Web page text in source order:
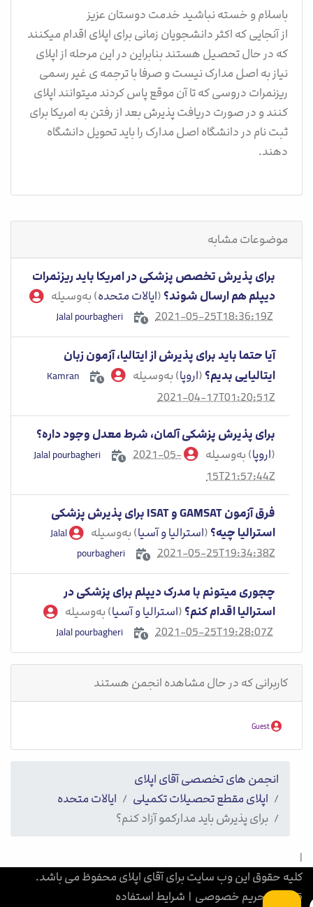
باسلام و خسته نباشید خدمت دوستان عزیز
از آنجایی که اکثر دانشجویان زمانی برای اپلای اقدام میکنند
که در حال تحصیل هستند بنابراین در این مرحله از اپلای
نیاز به اصل مدارک نیست و صرفا با ترجمه ی غیر رسمی
ریزنمرات دروسی که تا آن موقع پاس کردند میتوانند اپلای
کنند و در صورت دریافت پذیرش بعد از رفتن به امریکا برای
ثبت نام در دانشگاه اصل مدارک را باید تحویل دانشگاه
دهند.
موضوعات مشابه
برای پذیرش تخصص پزشکی در امریکا باید ریزنمرات
دیپلم هم ارسال شوند؟ (ایالات متحده) به‌وسیله
2021-05-25T18:36:19Z
آیا حتما باید برای پذیرش از ایتالیا، آزمون زبان
ایتالیایی بدیم؟ (اروپا) به‌وسیله
2021-04-17T01:20:51Z
برای پذیرش پزشکی آلمان، شرط معدل وجود داره؟
(اروپا) به‌وسیله
2021-05-
15T21:57:44Z
فرق آزمون GAMSAT و ISAT برای پذیرش پزشکی
استرالیا چیه؟ (استرالیا و آسیا) به‌وسیله
Jalal
pourbagheri
2021-05-25T19:34:38Z
چجوری میتونم با مدرک دیپلم برای پزشکی در
استرالیا اقدام کنم؟ (استرالیا و آسیا) به‌وسیله
2021-05-25T19:28:07Z
کاربرانی که در حال مشاهده انجمن هستند
انجمن های تخصصی آقای اپلای
اپلای مقطع تحصیلات تکمیلی
ایالات متحده
برای پذیرش باید مدارکمو آزاد کنم؟
|
کلیه حقوق این وب سایت برای آقای اپلای محفوظ می باشد.
1405
| حریم خصوصی | شرایط استفاده